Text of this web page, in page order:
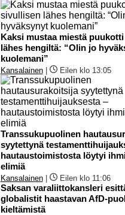
Kaksi mustaa miestä
lähes hengiltä: “Olin jo
kuolemani”
Kansalainen| Eilen klo 13:05
Transsukupuolinen
syytettynä
hautaustoimistosta löytyi
elimiä
Kansalainen| Eilen klo 11:06
Saksan varaliittokansleri
globalistit haastavan AfD-
kieltämistä